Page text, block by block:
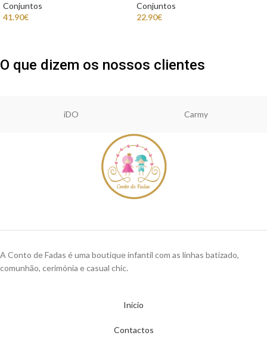
Conjuntos
41.90€
Conjuntos
22.90€
O que dizem os nossos clientes
iDO Carmy
A Conto de Fadas é uma boutique infantil com as linhas batizado,
comunhão, cerimónia e casual chic.
Início
Contactos